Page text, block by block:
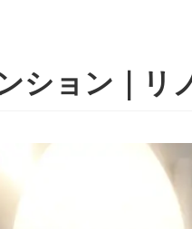
ション｜